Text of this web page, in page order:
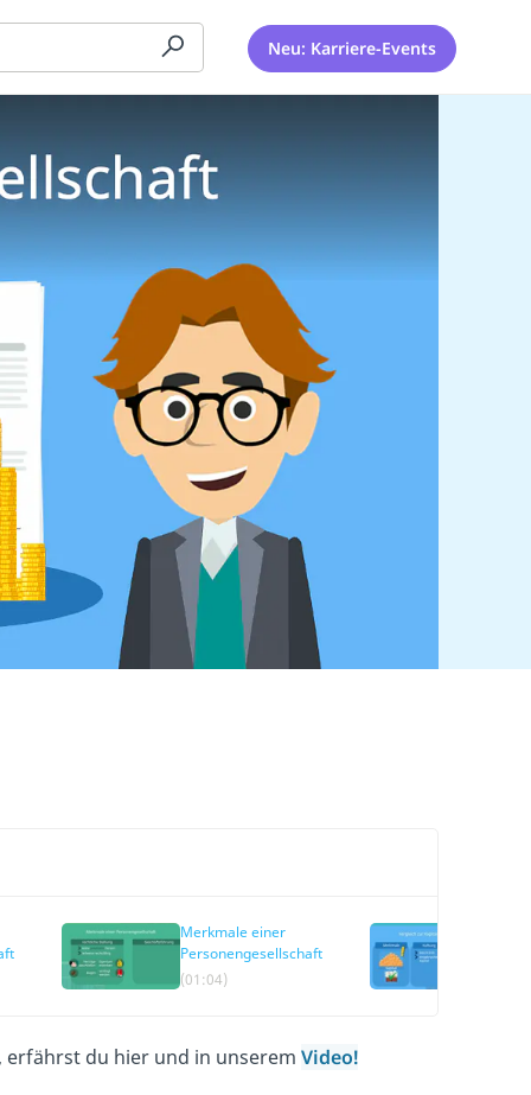
Neu: Karriere-Events
Merkmale einer
Personengesellschaft
(01:04)
erfährst du hier und in unserem Video!